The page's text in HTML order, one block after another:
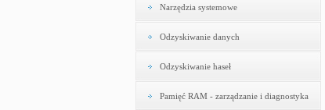
Narzędzia systemowe
Odzyskiwanie danych
Odzyskiwanie haseł
Pamięć RAM - zarządzanie i diagnostyka